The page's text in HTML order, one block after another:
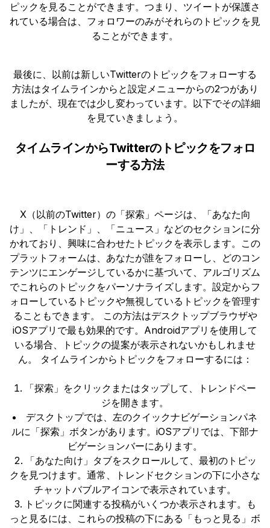
ピックを見ることができます。つまり、ツイートが保護さ
れている場合は、フォロワーのみがそれらのトピックを見
ることができます。
最後に、以前は新しいTwitterのトピックをフォローする
方法はタイムラインからと設定メニューからの2つがあり
ましたが、現在では少し変わっています。以下でその詳細
を見ていきましょう。
タイムラインからTwitterのトピックをフォロ
ーする方法
X（以前のTwitter）の「探索」ページは、「あなた向
け」、「トレンド」、「ニュース」などのセクションに分
かれており、興味に合わせたトピックを表示します。この
プラットフォームは、あなたが誰をフォローし、どのコン
テンツにエンゲージしているかに基づいて、アルゴリズム
でこれらのトピックをパーソナライズします。設定からフ
ォローしているトピックや無視しているトピックを管理す
ることもできます。 この方法はデスクトップブラウザや
iOSアプリで最も効果的です。Androidアプリを使用して
いる場合、トピックの提案が表示されないかもしれませ
ん。 タイムラインからトピックをフォローするには：
「探索」をクリックまたはタップして、トレンドペー
ジを開きます。
デスクトップでは、左のクイックナビゲーションパネ
ルに「探索」ボタンがあります。iOSアプリでは、下部ナ
ビゲーションバーにあります。
「あなた向け」タブをスクロールして、最初のトピッ
クを見つけます。通常、トレンドセクションの下に小さな
チャットバブルアイコンで表示されています。
トピックに関連する投稿がいくつか表示されます。も
っと見るには、これらの投稿の下にある「もっと見る」ボ